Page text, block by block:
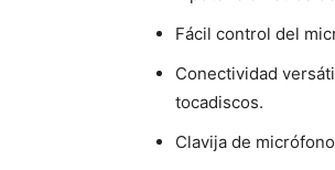
Fácil control del
Conectividad
tocadiscos.
Clavija de